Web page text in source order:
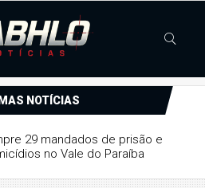
NOTÍCIAS
provisória a suspeito de série
em Patos